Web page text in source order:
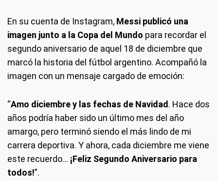
En su cuenta de Instagram, Messi publicó una
imagen junto a la Copa del Mundo para recordar el
segundo aniversario de aquel 18 de diciembre que
marcó la historia del fútbol argentino. Acompañó la
imagen con un mensaje cargado de emoción:
“Amo diciembre y las fechas de Navidad . Hace dos
años podría haber sido un último mes del año
amargo, pero terminó siendo el más lindo de mi
carrera deportiva. Y ahora, cada diciembre me viene
este recuerdo… ¡Feliz Segundo Aniversario para
todos!”.